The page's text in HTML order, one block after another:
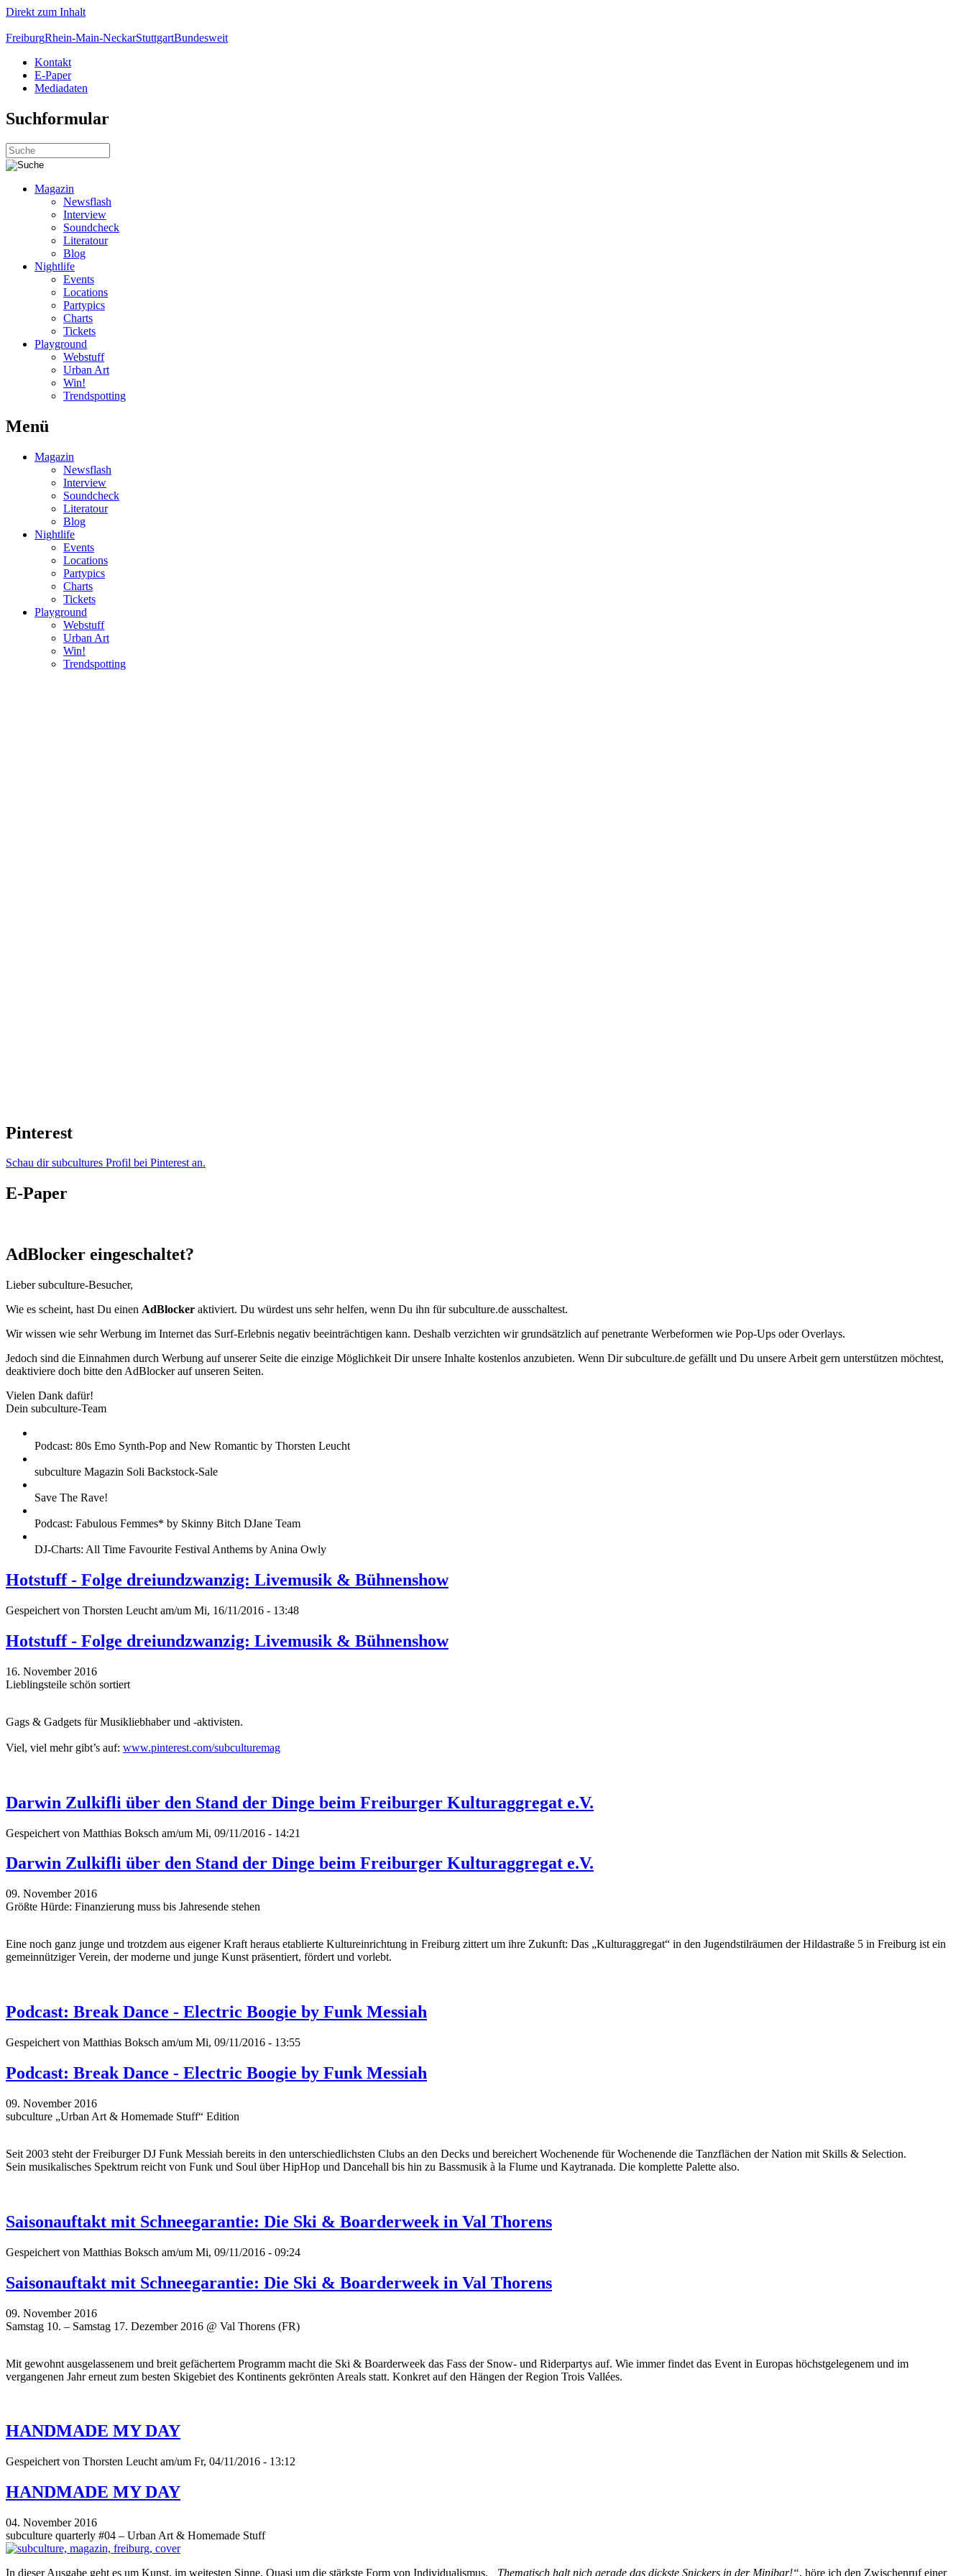
Direkt zum Inhalt
FreiburgRhein-Main-NeckarStuttgartBundesweit
Kontakt
E-Paper
Mediadaten
Suchformular
Magazin
Newsflash
Interview
Soundcheck
Literatour
Blog
Nightlife
Events
Locations
Partypics
Charts
Tickets
Playground
Webstuff
Urban Art
Win!
Trendspotting
Menü
Magazin
Newsflash
Interview
Soundcheck
Literatour
Blog
Nightlife
Events
Locations
Partypics
Charts
Tickets
Playground
Webstuff
Urban Art
Win!
Trendspotting
Pinterest
Schau dir subcultures Profil bei Pinterest an.
E-Paper
AdBlocker eingeschaltet?
Lieber subculture-Besucher,
Wie es scheint, hast Du einen AdBlocker aktiviert. Du würdest uns sehr helfen, wenn Du ihn für subculture.de ausschaltest.
Wir wissen wie sehr Werbung im Internet das Surf-Erlebnis negativ beeinträchtigen kann. Deshalb verzichten wir grundsätzlich auf penetrante Werbeformen wie Pop-Ups oder Overlays.
Jedoch sind die Einnahmen durch Werbung auf unserer Seite die einzige Möglichkeit Dir unsere Inhalte kostenlos anzubieten. Wenn Dir subculture.de gefällt und Du unsere Arbeit gern unterstützen möchtest,
deaktiviere doch bitte den AdBlocker auf unseren Seiten.
Vielen Dank dafür!
Dein subculture-Team
Podcast: 80s Emo Synth-Pop and New Romantic by Thorsten Leucht
subculture Magazin Soli Backstock-Sale
Save The Rave!
Podcast: Fabulous Femmes* by Skinny Bitch DJane Team
DJ-Charts: All Time Favourite Festival Anthems by Anina Owly
Hotstuff - Folge dreiundzwanzig: Livemusik & Bühnenshow
Gespeichert von Thorsten Leucht am/um Mi, 16/11/2016 - 13:48
Hotstuff - Folge dreiundzwanzig: Livemusik & Bühnenshow
16. November 2016
Lieblingsteile schön sortiert
Gags & Gadgets für Musikliebhaber und -aktivisten.
Viel, viel mehr gibt’s auf: www.pinterest.com/subculturemag
Darwin Zulkifli über den Stand der Dinge beim Freiburger Kulturaggregat e.V.
Gespeichert von Matthias Boksch am/um Mi, 09/11/2016 - 14:21
Darwin Zulkifli über den Stand der Dinge beim Freiburger Kulturaggregat e.V.
09. November 2016
Größte Hürde: Finanzierung muss bis Jahresende stehen
Eine noch ganz junge und trotzdem aus eigener Kraft heraus etablierte Kultureinrichtung in Freiburg zittert um ihre Zukunft: Das „Kulturaggregat“ in den Jugendstilräumen der Hildastraße 5 in Freiburg ist ein
gemeinnütziger Verein, der moderne und junge Kunst präsentiert, fördert und vorlebt.
Podcast: Break Dance - Electric Boogie by Funk Messiah
Gespeichert von Matthias Boksch am/um Mi, 09/11/2016 - 13:55
Podcast: Break Dance - Electric Boogie by Funk Messiah
09. November 2016
subculture „Urban Art & Homemade Stuff“ Edition
Seit 2003 steht der Freiburger DJ Funk Messiah bereits in den unterschiedlichsten Clubs an den Decks und bereichert Wochenende für Wochenende die Tanzflächen der Nation mit Skills & Selection.
Sein musikalisches Spektrum reicht von Funk und Soul über HipHop und Dancehall bis hin zu Bassmusik à la Flume und Kaytranada. Die komplette Palette also.
Saisonauftakt mit Schneegarantie: Die Ski & Boarderweek in Val Thorens
Gespeichert von Matthias Boksch am/um Mi, 09/11/2016 - 09:24
Saisonauftakt mit Schneegarantie: Die Ski & Boarderweek in Val Thorens
09. November 2016
Samstag 10. – Samstag 17. Dezember 2016 @ Val Thorens (FR)
Mit gewohnt ausgelassenem und breit gefächertem Programm macht die Ski & Boarderweek das Fass der Snow- und Riderpartys auf. Wie immer findet das Event in Europas höchstgelegenem und im
vergangenen Jahr erneut zum besten Skigebiet des Kontinents gekrönten Areals statt. Konkret auf den Hängen der Region Trois Vallées.
HANDMADE MY DAY
Gespeichert von Thorsten Leucht am/um Fr, 04/11/2016 - 13:12
HANDMADE MY DAY
04. November 2016
subculture quarterly #04 – Urban Art & Homemade Stuff
In dieser Ausgabe geht es um Kunst, im weitesten Sinne. Quasi um die stärkste Form von Individualismus. „Thematisch halt nich gerade das dickste Snickers in der Minibar!“, höre ich den Zwischenruf einer